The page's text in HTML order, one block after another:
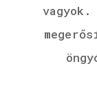
vagyok.